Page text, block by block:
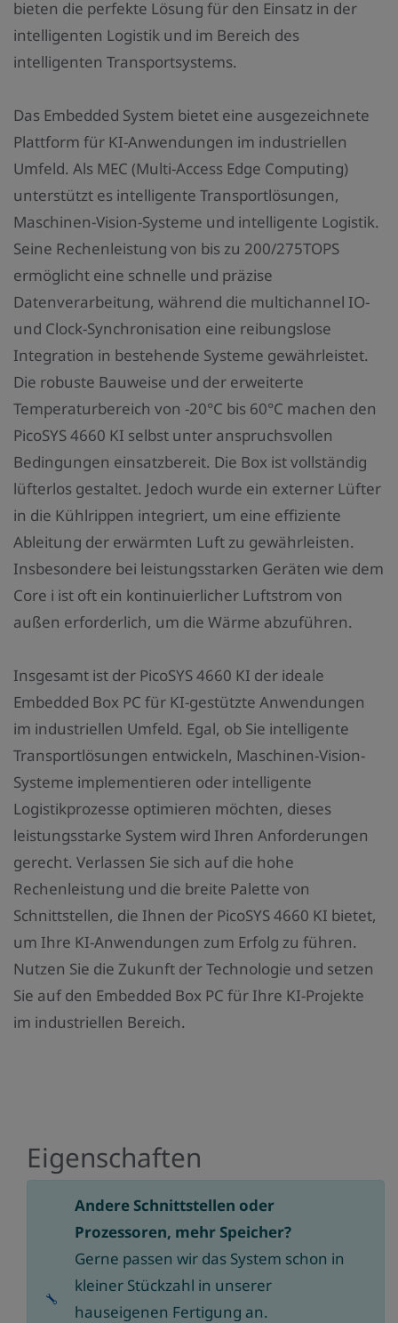
bieten die perfekte Lösung für den Einsatz in der
intelligenten Logistik und im Bereich des
intelligenten Transportsystems.
Das Embedded System bietet eine ausgezeichnete
Plattform für KI-Anwendungen im industriellen
Umfeld. Als MEC (Multi-Access Edge Computing)
unterstützt es intelligente Transportlösungen,
Maschinen-Vision-Systeme und intelligente Logistik.
Seine Rechenleistung von bis zu 200/275TOPS
ermöglicht eine schnelle und präzise
Datenverarbeitung, während die multichannel IO-
und Clock-Synchronisation eine reibungslose
Integration in bestehende Systeme gewährleistet.
Die robuste Bauweise und der erweiterte
Temperaturbereich von -20°C bis 60°C machen den
PicoSYS 4660 KI selbst unter anspruchsvollen
Bedingungen einsatzbereit. Die Box ist vollständig
lüfterlos gestaltet. Jedoch wurde ein externer Lüfter
in die Kühlrippen integriert, um eine effiziente
Ableitung der erwärmten Luft zu gewährleisten.
Insbesondere bei leistungsstarken Geräten wie dem
Core i ist oft ein kontinuierlicher Luftstrom von
außen erforderlich, um die Wärme abzuführen.
Insgesamt ist der PicoSYS 4660 KI der ideale
Embedded Box PC für KI-gestützte Anwendungen
im industriellen Umfeld. Egal, ob Sie intelligente
Transportlösungen entwickeln, Maschinen-Vision-
Systeme implementieren oder intelligente
Logistikprozesse optimieren möchten, dieses
leistungsstarke System wird Ihren Anforderungen
gerecht. Verlassen Sie sich auf die hohe
Rechenleistung und die breite Palette von
Schnittstellen, die Ihnen der PicoSYS 4660 KI bietet,
um Ihre KI-Anwendungen zum Erfolg zu führen.
Nutzen Sie die Zukunft der Technologie und setzen
Sie auf den Embedded Box PC für Ihre KI-Projekte
im industriellen Bereich.
Eigenschaften
Andere Schnittstellen oder
Prozessoren, mehr Speicher?
Gerne passen wir das System schon in
kleiner Stückzahl in unserer
hauseigenen Fertigung an.